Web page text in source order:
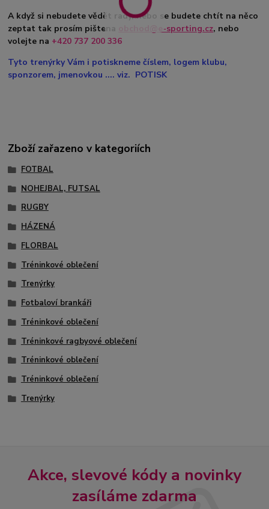
A když si nebudete vědět rady, nebo se budete chtít na něco
zeptat tak prosím pištena
obchod@e-sporting.cz, nebo
volejte na +420 737 200 336
Tyto trenýrky Vám i potiskneme číslem, logem klubu,
sponzorem, jmenovkou .... viz. POTISK
Zboží zařazeno v kategoriích
FOTBAL
NOHEJBAL, FUTSAL
RUGBY
HÁZENÁ
FLORBAL
Tréninkové oblečení
Trenýrky
Fotbaloví brankáři
Tréninkové oblečení
Tréninkové ragbyové oblečení
Tréninkové oblečení
Tréninkové oblečení
Trenýrky
Akce, slevové kódy a novinky
zasíláme zdarma